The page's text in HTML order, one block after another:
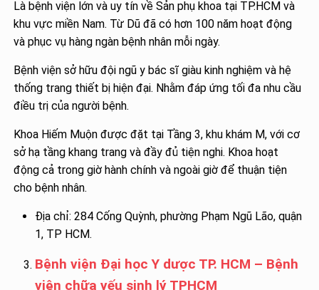
Là bệnh viện lớn và uy tín về Sản phụ khoa tại TP.HCM và
khu vực miền Nam. Từ Dũ đã có hơn 100 năm hoạt động
và phục vụ hàng ngàn bệnh nhân mỗi ngày.
Bệnh viện sở hữu đội ngũ y bác sĩ giàu kinh nghiệm và hệ
thống trang thiết bị hiện đại. Nhằm đáp ứng tối đa nhu cầu
điều trị của người bệnh.
Khoa Hiếm Muộn được đặt tại Tầng 3, khu khám M, với cơ
sở hạ tầng khang trang và đầy đủ tiện nghi. Khoa hoạt
động cả trong giờ hành chính và ngoài giờ để thuận tiện
cho bệnh nhân.
Địa chỉ: 284 Cống Quỳnh, phường Phạm Ngũ Lão, quận
1, TP HCM.
Bệnh viện Đại học Y dược TP. HCM – Bệnh
viện chữa yếu sinh lý TPHCM